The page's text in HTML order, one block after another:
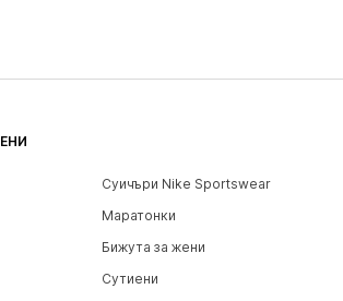
Суичъри Nike Sportswear
Маратонки
Бижута за жени
Сутиени